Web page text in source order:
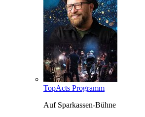
TopActs Programm
Auf Sparkassen-Bühne